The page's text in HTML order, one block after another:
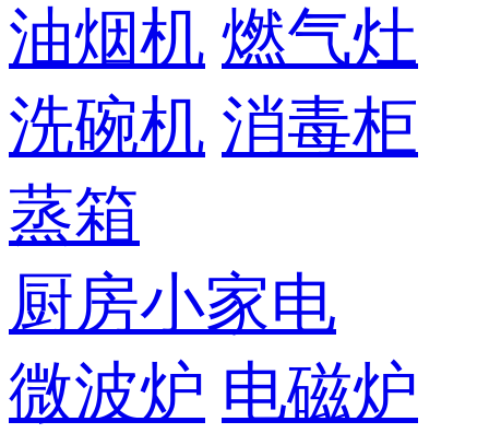
油烟机 燃气灶
洗碗机 消毒柜
蒸箱
厨房小家电
微波炉 电磁炉